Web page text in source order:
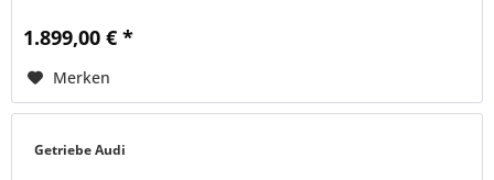
1.899,00 € *
Merken
Getriebe Audi